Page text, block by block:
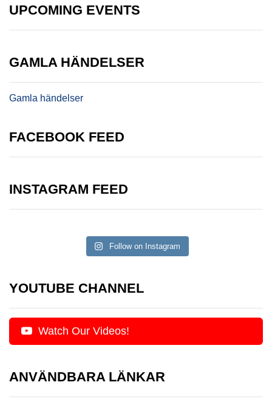
UPCOMING EVENTS
GAMLA HÄNDELSER
Gamla händelser
FACEBOOK FEED
INSTAGRAM FEED
Follow on Instagram
YOUTUBE CHANNEL
Watch Our Videos!
ANVÄNDBARA LÄNKAR